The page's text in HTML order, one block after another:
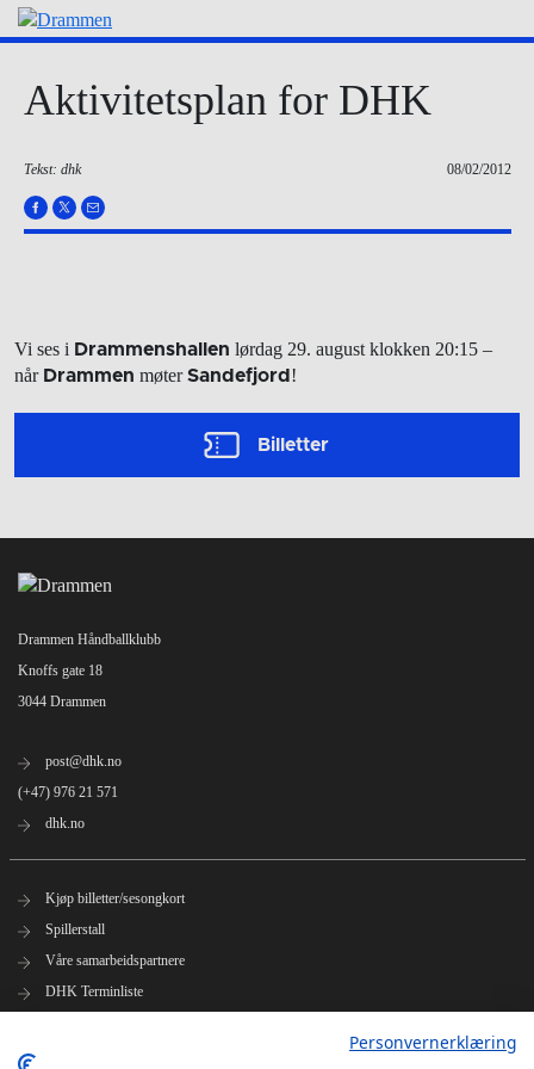
Aktivitetsplan for DHK
Tekst: dhk 08/02/2012
Vi ses i Drammenshallen lørdag 29. august klokken 20:15 –
når Drammen møterSandefjord !
Billetter
Drammen Håndballklubb
Knoffs gate 18
3044 Drammen
post@dhk.no
(+47) 976 21 571
dhk.no
Kjøp billetter/sesongkort
Spillerstall
Våre samarbeidspartnere
DHK Terminliste
Personvernerklæring